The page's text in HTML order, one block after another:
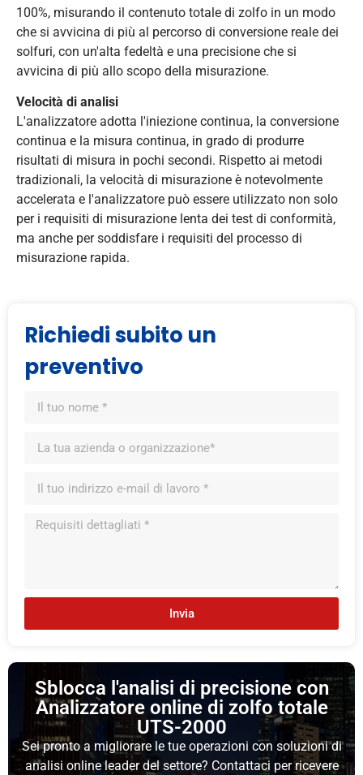
100%, misurando il contenuto totale di zolfo in un modo
che si avvicina di più al percorso di conversione reale dei
solfuri, con un'alta fedeltà e una precisione che si
avvicina di più allo scopo della misurazione.
Velocità di analisi
L'analizzatore adotta l'iniezione continua, la conversione
continua e la misura continua, in grado di produrre
risultati di misura in pochi secondi. Rispetto ai metodi
tradizionali, la velocità di misurazione è notevolmente
accelerata e l'analizzatore può essere utilizzato non solo
per i requisiti di misurazione lenta dei test di conformità,
ma anche per soddisfare i requisiti del processo di
misurazione rapida.
Richiedi subito un
preventivo
Invia
Sblocca l'analisi di precisione con
Analizzatore online di zolfo totale
UTS-2000
Sei pronto a migliorare le tue operazioni con soluzioni di
analisi online leader del settore? Contattaci per ricevere